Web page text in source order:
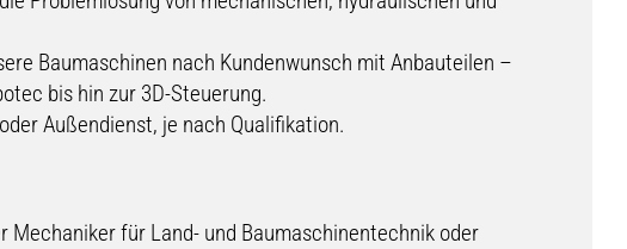
Baumaschinen nach Kundenwunsch mit Anbauteilen –
bis hin zur 3D-Steuerung.
Außendienst, je nach Qualifikation.
Mechaniker für Land- und Baumaschinentechnik oder